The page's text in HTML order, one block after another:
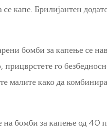
капе. Брилијантен
бомби за капење се
го
малите како да
бомби за капење од 40